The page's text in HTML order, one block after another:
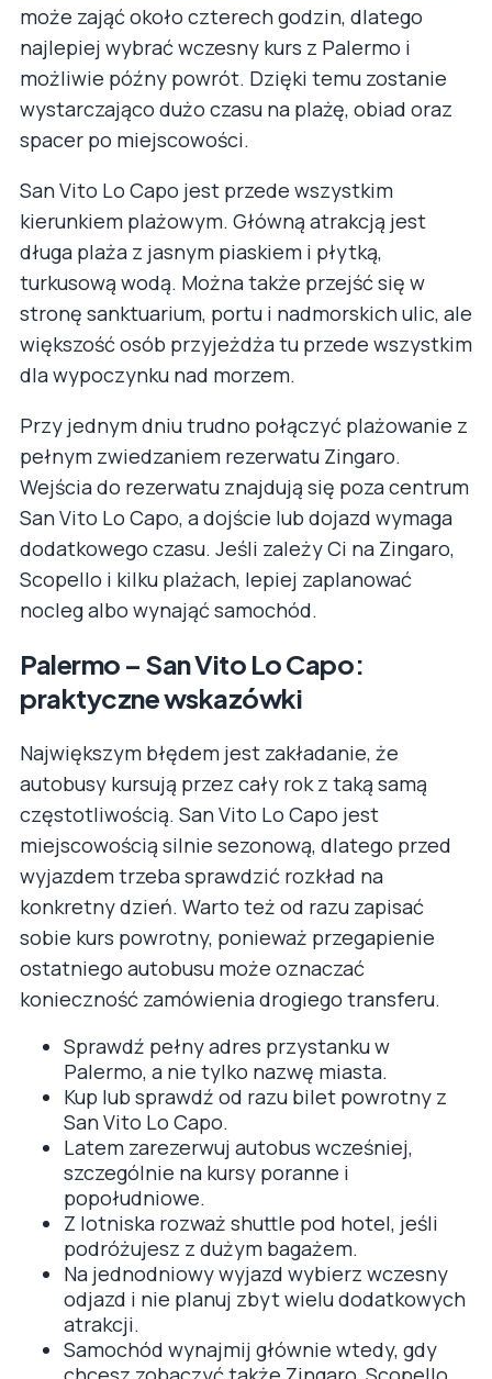
może zająć około czterech godzin, dlatego
najlepiej wybrać wczesny kurs z Palermo i
możliwie późny powrót. Dzięki temu zostanie
wystarczająco dużo czasu na plażę, obiad oraz
spacer po miejscowości.
San Vito Lo Capo jest przede wszystkim
kierunkiem plażowym. Główną atrakcją jest
długa plaża z jasnym piaskiem i płytką,
turkusową wodą. Można także przejść się w
stronę sanktuarium, portu i nadmorskich ulic, ale
większość osób przyjeżdża tu przede wszystkim
dla wypoczynku nad morzem.
Przy jednym dniu trudno połączyć plażowanie z
pełnym zwiedzaniem rezerwatu Zingaro.
Wejścia do rezerwatu znajdują się poza centrum
San Vito Lo Capo, a dojście lub dojazd wymaga
dodatkowego czasu. Jeśli zależy Ci na Zingaro,
Scopello i kilku plażach, lepiej zaplanować
nocleg albo wynająć samochód.
Palermo – San Vito Lo Capo:
praktyczne wskazówki
Największym błędem jest zakładanie, że
autobusy kursują przez cały rok z taką samą
częstotliwością. San Vito Lo Capo jest
miejscowością silnie sezonową, dlatego przed
wyjazdem trzeba sprawdzić rozkład na
konkretny dzień. Warto też od razu zapisać
sobie kurs powrotny, ponieważ przegapienie
ostatniego autobusu może oznaczać
konieczność zamówienia drogiego transferu.
Sprawdź pełny adres przystanku w
Palermo, a nie tylko nazwę miasta.
Kup lub sprawdź od razu bilet powrotny z
San Vito Lo Capo.
Latem zarezerwuj autobus wcześniej,
szczególnie na kursy poranne i
popołudniowe.
Z lotniska rozważ shuttle pod hotel, jeśli
podróżujesz z dużym bagażem.
Na jednodniowy wyjazd wybierz wczesny
odjazd i nie planuj zbyt wielu dodatkowych
atrakcji.
Samochód wynajmij głównie wtedy, gdy